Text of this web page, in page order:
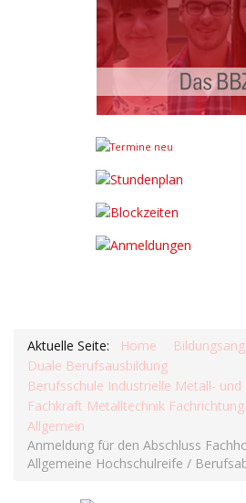
Aktuelle Seite: Home
Duale Berufsausbildung
Berufsschule Industrielle Metall-
Fachkraft Metalltechnik
Allgemein
Anmeldung für den Abschluss
Allgemeine Hochschulreife /